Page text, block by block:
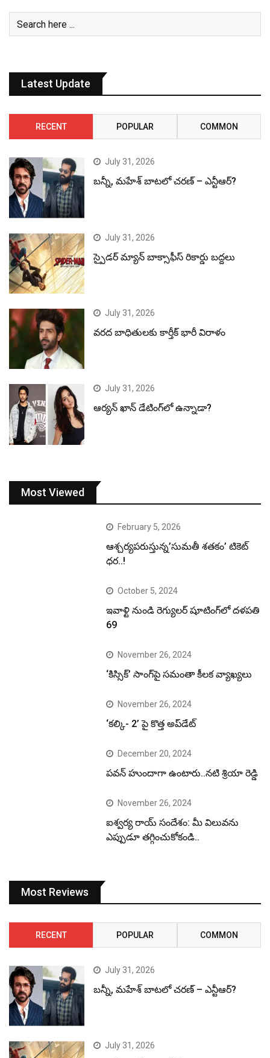
Latest Update
RECENT POPULAR COMMON
July 31, 2026
బన్నీ, మహేశ్ బాటలో చరణ్ – ఎన్టీఆర్?
July 31, 2026
స్పైడర్ మ్యాన్ బాక్సాఫీస్ రికార్డు బద్దలు
July 31, 2026
వరద బాధితులకు కార్తీక్ భారీ విరాళం
July 31, 2026
ఆర్యన్ ఖాన్ డేటింగ్‌లో ఉన్నాడా?
Most Viewed
February 5, 2026
ఆశ్చర్యపరుస్తున్న’సుమతీ శతకం’ టికెట్
ధర..!
October 5, 2024
ఇవాళ్టి నుండి రెగ్యులర్ షూటింగ్‌లో దళపతి
69
November 26, 2024
‘కిస్సిక్’ సాంగ్‌పై సమంతా కీలక వ్యాఖ్యలు
November 26, 2024
‘కల్కి- 2’ పై కొత్త అప్‌డేట్
December 20, 2024
పవన్ హుందాగా ఉంటారు..నటి శ్రియా రెడ్డి
November 26, 2024
ఐశ్వర్య రాయ్ సందేశం: మీ విలువను
ఎప్పుడూ తగ్గించుకోకండి..
Most Reviews
RECENT POPULAR COMMON
July 31, 2026
బన్నీ, మహేశ్ బాటలో చరణ్ – ఎన్టీఆర్?
July 31, 2026